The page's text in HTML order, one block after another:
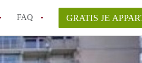
FAQ GRATIS JE